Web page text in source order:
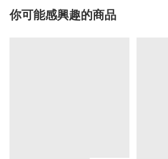
你可能感興趣的商品